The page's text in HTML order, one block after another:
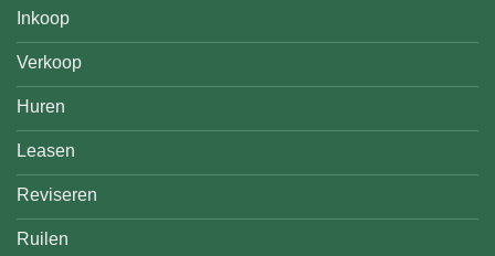
Inkoop
Verkoop
Huren
Leasen
Reviseren
Ruilen